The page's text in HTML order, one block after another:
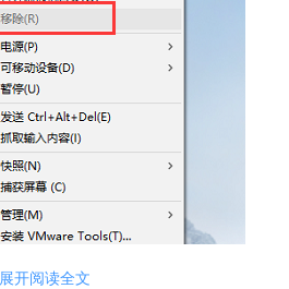
展开阅读全文